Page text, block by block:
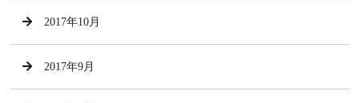
2017年10月
2017年9月